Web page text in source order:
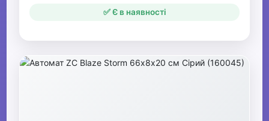
✅ Є в наявності